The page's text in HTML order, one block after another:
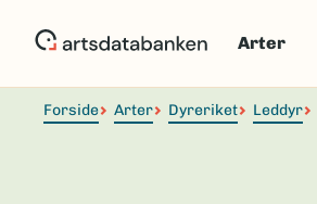
Arter
Forside Arter Dyreriket Leddyr